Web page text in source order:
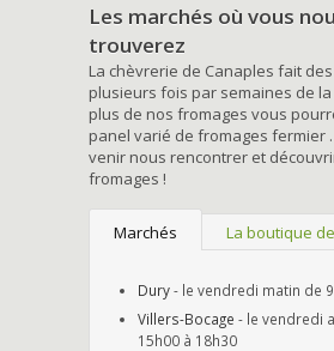
Les marchés où vous
trouverez
La chèvrerie de Canaples fait
plusieurs fois par semaines de la
plus de nos fromages vous
panel varié de fromages fermier .
venir nous rencontrer et
fromages !
Marchés La boutique
Dury- le vendredi matin de
Villers-Bocage - le vendredi
15h00 à 18h30